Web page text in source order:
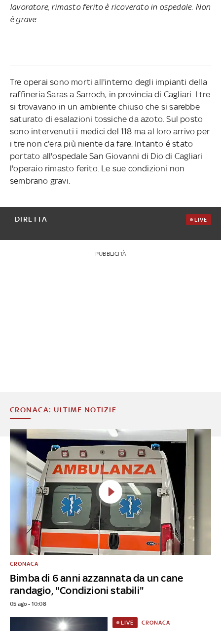
lavoratore, rimasto ferito è ricoverato in ospedale. Non
è grave
Tre operai sono morti all'interno degli impianti della
raffineria Saras a Sarroch, in provincia di Cagliari. I tre
si trovavano in un ambiente chiuso che si sarebbe
saturato di esalazioni tossiche da azoto. Sul posto
sono intervenuti i medici del 118 ma al loro arrivo per
i tre non c'era più niente da fare. Intanto é stato
portato all'ospedale San Giovanni di Dio di Cagliari
l'operaio rimasto ferito. Le sue condizioni non
sembrano gravi.
DIRETTA LIVE
PUBBLICITÀ
CRONACA: ULTIME NOTIZIE
Bimba di 6 anni azzannata da un cane
randagio, "Condizioni stabili"
CRONACA
05 ago - 10:08
LIVE CRONACA